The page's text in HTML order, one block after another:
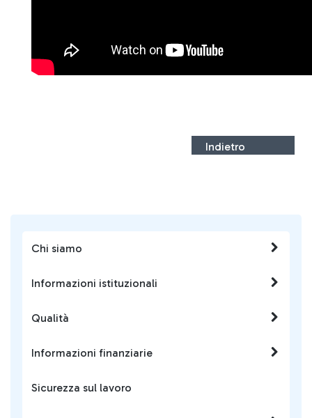
Chi siamo
Informazioni istituzionali
Qualità
Informazioni finanziarie
Sicurezza sul lavoro
Indietro